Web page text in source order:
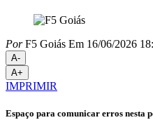
PorF5 Goiás Em 16/06/2026
A-
A+
IMPRIMIR
Espaço para comunicar erros nesta